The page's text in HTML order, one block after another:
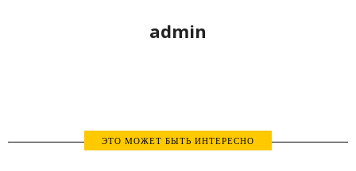
admin
ЭТО МОЖЕТ БЫТЬ ИНТЕРЕСНО